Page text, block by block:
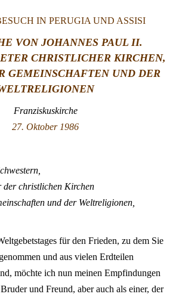
IN PERUGIA UND ASSISI
VON JOHANNES PAUL II.
CHRISTLICHER KIRCHEN,
GEMEINSCHAFTEN UND DER
Franziskuskirche
27. Oktober 1986
der christlichen Kirchen
und der Weltreligionen,
für den Frieden, zu dem Sie
und aus vielen Erdteilen
möchte ich nun meinen Empfindungen
und Freund, aber auch als einer, der